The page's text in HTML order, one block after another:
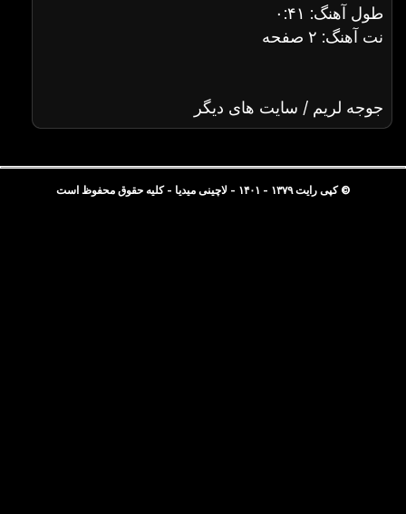
طول آهنگ: ۰:۴۱
نت آهنگ: ۲ صفحه
جوجه لریم / سایت های دیگر
© کپی رایت ۱۳۷۹ - ۱۴۰۱ - لاچینی میدیا - کلیه حقوق محفوظ است